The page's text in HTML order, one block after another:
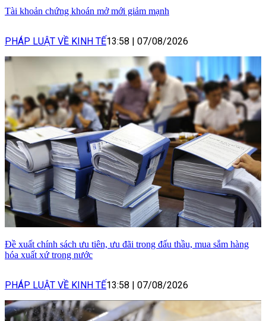
Tài khoản chứng khoán mở mới giảm mạnh
PHÁP LUẬT VỀ KINH TẾ13:58 07/08/2026
Đề xuất chính sách ưu tiên, ưu đãi trong đấu thầu, mua sắm hàng
hóa xuất xứ trong nước
PHÁP LUẬT VỀ KINH TẾ13:58 07/08/2026